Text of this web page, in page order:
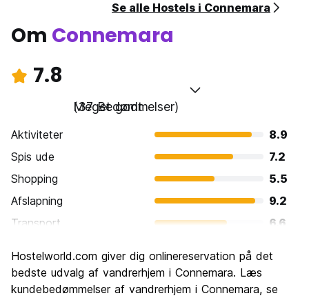
Se alle Hostels i Connemara
Om Connemara
7.8
Meget godt
(37 Bedømmelser)
Aktiviteter
8.9
Spis ude
7.2
Shopping
5.5
Afslapning
9.2
Transport
6.6
Kultur
Fester
6.0
Hostelworld.com giver dig onlinereservation på det
bedste udvalg af vandrerhjem i Connemara. Læs
kundebedømmelser af vandrerhjem i Connemara, se